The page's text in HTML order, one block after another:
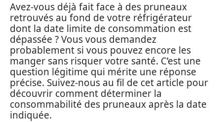
Avez-vous déjà fait face à des pruneaux
retrouvés au fond de votre réfrigérateur
dont la date limite de consommation est
dépassée ? Vous vous demandez
probablement si vous pouvez encore les
manger sans risquer votre santé. C’est une
question légitime qui mérite une réponse
précise. Suivez-nous au fil de cet article pour
découvrir comment déterminer la
consommabilité des pruneaux après la date
indiquée.